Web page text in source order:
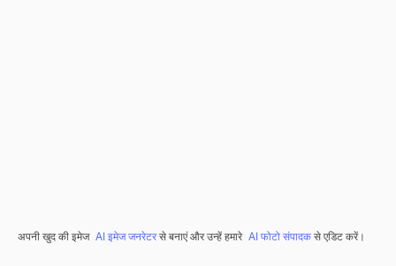
अपनी खुद की इमेज AI इमेज जनरेटरसे बनाएं और उन्हें हमारे AI फोटो संपादकसे एडिट करें।